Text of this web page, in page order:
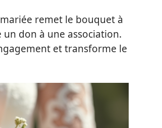
remet le bouquet à
don à une association.
et transforme le